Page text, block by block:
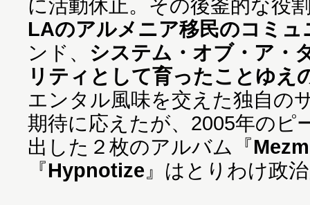
に活動休止。その後釜的な役
LAのアルメニア移民のコミ
ンド、 システム・オブ・ア・
リティとして育ったことゆえ
エンタル風味を交えた独自の
期待に応えたが、2005年のピ
出した２枚のアルバム『
『Hypnotize 』はとりわけ政